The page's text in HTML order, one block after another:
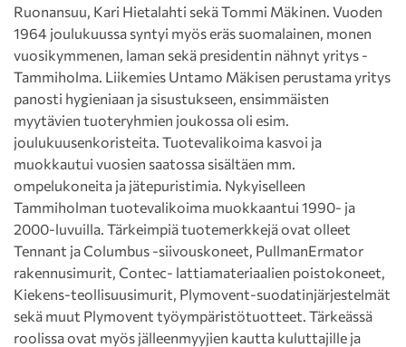
Ruonansuu, Kari Hietalahti sekä Tommi Mäkinen. Vuoden
1964 joulukuussa syntyi myös eräs suomalainen, monen
vuosikymmenen, laman sekä presidentin nähnyt yritys -
Tammiholma. Liikemies Untamo Mäkisen perustama yritys
panosti hygieniaan ja sisustukseen, ensimmäisten
myytävien tuoteryhmien joukossa oli esim.
joulukuusenkoristeita. Tuotevalikoima kasvoi ja
muokkautui vuosien saatossa sisältäen mm.
ompelukoneita ja jätepuristimia. Nykyiselleen
Tammiholman tuotevalikoima muokkaantui 1990- ja
2000-luvuilla. Tärkeimpiä tuotemerkkejä ovat olleet
Tennant ja Columbus -siivouskoneet, PullmanErmator
rakennusimurit, Contec- lattiamateriaalien poistokoneet,
Kiekens-teollisuusimurit, Plymovent-suodatinjärjestelmät
sekä muut Plymovent työympäristötuotteet. Tärkeässä
roolissa ovat myös jälleenmyyjien kautta kuluttajille ja